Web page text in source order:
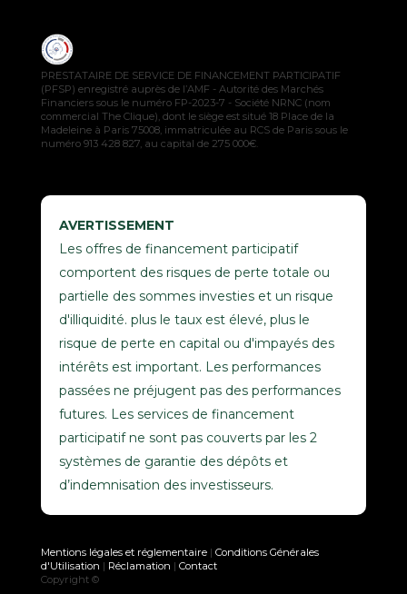
PRESTATAIRE DE SERVICE DE FINANCEMENT PARTICIPATIF
(PFSP) enregistré auprès de l’AMF - Autorité des Marchés
Financiers sous le numéro FP-2023-7 - Société NRNC (nom
commercial The Clique), dont le siège est situé 18 Place de la
Madeleine à Paris 75008, immatriculée au RCS de Paris sous le
numéro 913 428 827, au capital de 275 000€.
AVERTISSEMENT
Les offres de financement participatif
comportent des risques de perte totale ou
partielle des sommes investies et un risque
d'illiquidité. plus le taux est élevé, plus le
risque de perte en capital ou d'impayés des
intérêts est important. Les performances
passées ne préjugent pas des performances
futures. Les services de financement
participatif ne sont pas couverts par les 2
systèmes de garantie des dépôts et
d’indemnisation des investisseurs.
Mentions légales et réglementaire| Conditions Générales
d'Utilisation | Réclamation | Contact
Copyright ©